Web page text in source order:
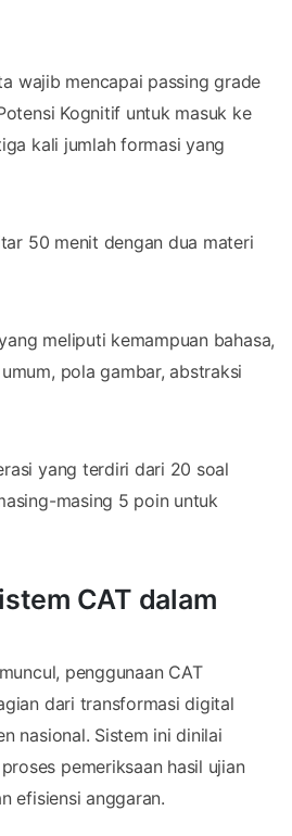
wajib mencapai passing grade
Kognitif untuk masuk ke
kali jumlah formasi yang
50 menit dengan dua materi
meliputi kemampuan bahasa,
pola gambar, abstraksi
yang terdiri dari 20 soal
masing 5 poin untuk
CAT dalam
penggunaan CAT
dari transformasi digital
nasional. Sistem ini dinilai
pemeriksaan hasil ujian
efisiensi anggaran.